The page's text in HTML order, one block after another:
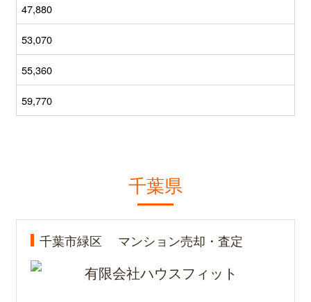
47,880
53,070
55,360
59,770
千葉県
千葉市緑区 マンション売却・査定